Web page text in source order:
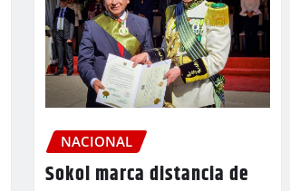
NACIONAL
Sokol marca distancia de